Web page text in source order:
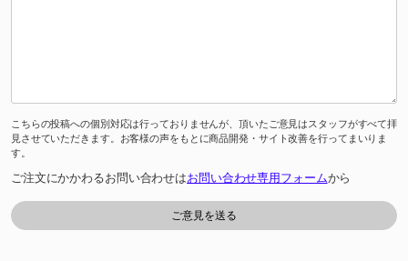
こちらの投稿への個別対応は行っておりませんが、頂いたご意見はスタッフがすべて拝
見させていただきます。お客様の声をもとに商品開発・サイト改善を行ってまいりま
す。
ご注文にかかわるお問い合わせはお問い合わせ専用フォームから